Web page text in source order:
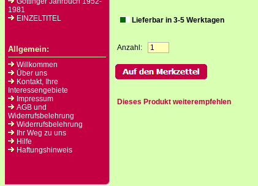
1981
EINZELTITEL
Allgemein:
Willkommen
Über uns
Kontakt, Ihre
Interessengebiete
Impressum
AGB und
Widerrufsbelehrung
Widerrufsbelehrung
Ihr Weg zu uns
Hilfe
Haftungshinweis
Lieferbar in 3-5 Werktagen
Anzahl:
Dieses Produkt weiterempfehlen